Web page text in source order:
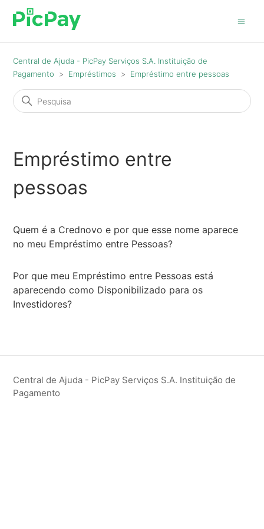
Central de Ajuda - PicPay Serviços S.A. Instituição de
Pagamento
Empréstimos Empréstimo entre pessoas
Empréstimo entre
pessoas
Quem é a Crednovo e por que esse nome aparece
no meu Empréstimo entre Pessoas?
Por que meu Empréstimo entre Pessoas está
aparecendo como Disponibilizado para os
Investidores?
Central de Ajuda - PicPay Serviços S.A. Instituição de
Pagamento